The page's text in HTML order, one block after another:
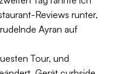
Reviews runter,
Ayran auf
Tour, und